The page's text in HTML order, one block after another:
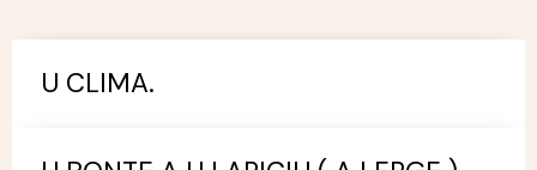
U CLIMA.